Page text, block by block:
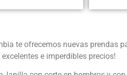
te ofrecemos nuevas prendas
e imperdibles precios!